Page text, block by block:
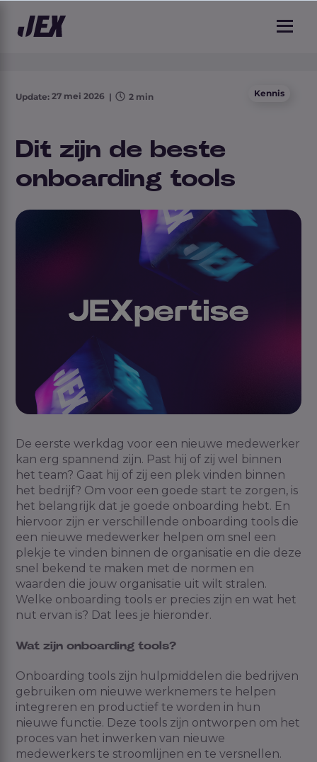
Update: 27 mei 2026 | 2 min Kennis
Dit zijn de beste
onboarding tools
De eerste werkdag voor een nieuwe medewerker
kan erg spannend zijn. Past hij of zij wel binnen
het team? Gaat hij of zij een plek vinden binnen
het bedrijf? Om voor een goede start te zorgen, is
het belangrijk dat je goede onboarding hebt. En
hiervoor zijn er verschillende onboarding tools die
een nieuwe medewerker helpen om snel een
plekje te vinden binnen de organisatie en die deze
snel bekend te maken met de normen en
waarden die jouw organisatie uit wilt stralen.
Welke onboarding tools er precies zijn en wat het
nut ervan is? Dat lees je hieronder.
Wat zijn onboarding tools?
Onboarding tools zijn hulpmiddelen die bedrijven
gebruiken om nieuwe werknemers te helpen
integreren en productief te worden in hun
nieuwe functie. Deze tools zijn ontworpen om het
proces van het inwerken van nieuwe
medewerkers te stroomlijnen en te versnellen.